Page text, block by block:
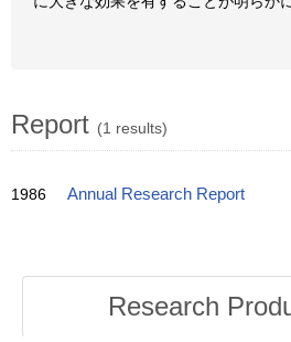
Report (1 results)
1986 Annual Research Report
Research